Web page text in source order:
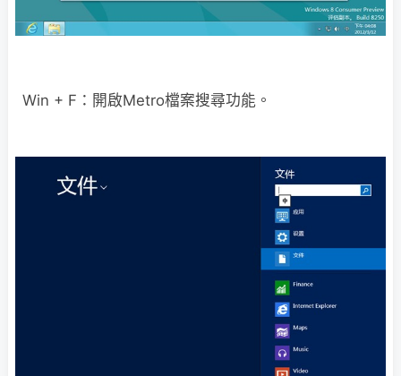
Win + F：開啟Metro檔案搜尋功能。